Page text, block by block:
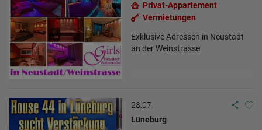
Privat-Appartement
Vermietungen
Exklusive Adressen in Neustadt
an der Weinstrasse
28.07.
Lüneburg